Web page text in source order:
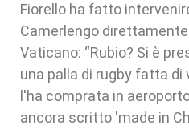
Fiorello ha fatto
Camerlengo
Vaticano: “Rubio? Si è
una palla di rugby fatta
l'ha comprata in
ancora scritto 'made in